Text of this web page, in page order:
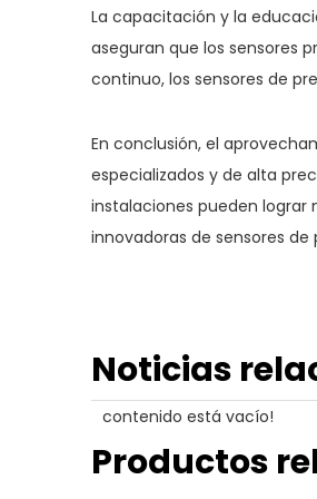
La capacitación y la
aseguran que los sensores
continuo, los sensores de
En conclusión, el
especializados y de alta
instalaciones pueden
innovadoras de sensores
Noticias
contenido está vacío!
Productos